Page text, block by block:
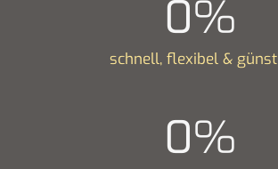
0%
schnell, flexibel &
0%